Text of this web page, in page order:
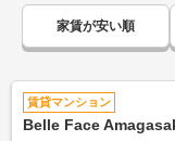
家賃が安い順
賃貸マンション
Belle Face